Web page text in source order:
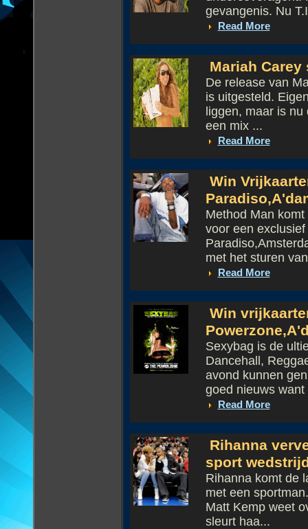
gevangenis. Nu
Read More
Mariah
De release van
is uitgesteld.
liggen, maar is
een mix ...
Read More
Win
Method Man
voor een
met het sturen
Read More
Win
Sexybag is de
Dancehall,
avond kunnen
goed nieuws
Read More
Rihanna
sport
Rihanna komt de
met een
Matt Kemp weet
sleurt haa...